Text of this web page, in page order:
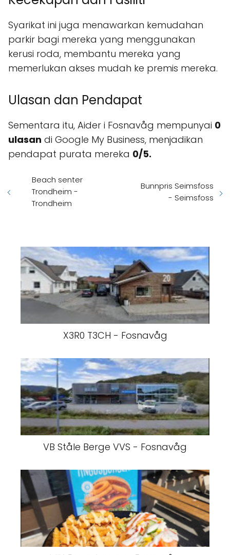
Syarikat ini juga menawarkan kemudahan
parkir bagi mereka yang menggunakan
kerusi roda, membantu mereka yang
memerlukan akses mudah ke premis mereka.
Ulasan dan Pendapat
Sementara itu, Aider i Fosnavåg mempunyai 0
ulasan di Google My Business, menjadikan
pendapat purata mereka 0/5.
Beach senter
Trondheim -
Trondheim
Bunnpris Seimsfoss
- Seimsfoss
X3R0 T3CH - Fosnavåg
VB Ståle Berge VVS - Fosnavåg